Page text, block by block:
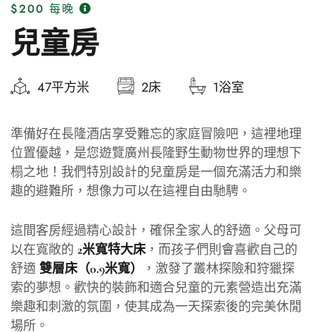
$200 每晚
兒童房
47平方米 2床 1浴室
準備好在長隆酒店享受難忘的家庭冒險吧，這裡地理
位置優越，是您遊覽廣州長隆野生動物世界的理想下
榻之地！我們特別設計的兒童房是一個充滿活力和樂
趣的避難所，想像力可以在這裡自由馳騁。
這間客房經過精心設計，確保全家人的舒適。父母可
以在寬敞的 2米寬特大床，而孩子們則會喜歡自己的
舒適 雙層床（0.9米寬）
，激發了叢林探險和狩獵探
索的夢想。歡快的裝飾和適合兒童的元素營造出充滿
樂趣和刺激的氛圍，使其成為一天探索後的完美休閒
場所。